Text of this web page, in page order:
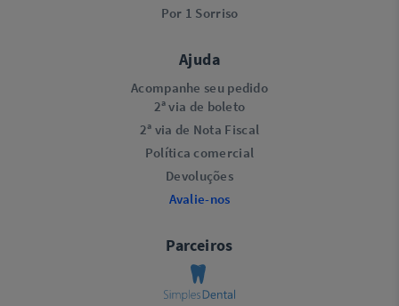
Por 1 Sorriso
Ajuda
Acompanhe seu pedido
2ª via de boleto
2ª via de Nota Fiscal
Política comercial
Devoluções
Avalie-nos
Parceiros